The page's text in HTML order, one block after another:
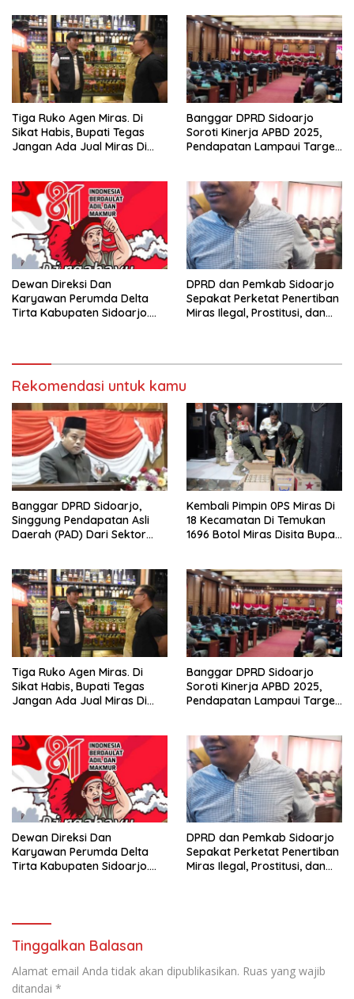
Evaluasi Secara Menyeluruh
Tiga Ruko Agen Miras. Di
Sikat Habis, Bupati Tegas
Jangan Ada Jual Miras Di
Banggar DPRD Sidoarjo
Soroti Kinerja APBD 2025,
Pendapatan Lampaui Target
Dewan Direksi Dan
Karyawan Perumda Delta
Tirta Kabupaten Sidoarjo.
Agustus Tahun 2026
DPRD dan Pemkab Sidoarjo
Sepakat Perketat Penertiban
Miras Ilegal, Prostitusi, dan
Rekomendasi untuk kamu
Banggar DPRD Sidoarjo,
Singgung Pendapatan Asli
Daerah (PAD) Dari Sektor
Evaluasi Secara Menyeluruh
Kembali Pimpin 0PS Miras Di
18 Kecamatan Di Temukan
1696 Botol Miras Disita Bupati
Tiga Ruko Agen Miras. Di
Sikat Habis, Bupati Tegas
Jangan Ada Jual Miras Di
Banggar DPRD Sidoarjo
Soroti Kinerja APBD 2025,
Pendapatan Lampaui Target
Dewan Direksi Dan
Karyawan Perumda Delta
Tirta Kabupaten Sidoarjo.
Agustus Tahun 2026
DPRD dan Pemkab Sidoarjo
Sepakat Perketat Penertiban
Miras Ilegal, Prostitusi, dan
Tinggalkan Balasan
Alamat email Anda tidak akan dipublikasikan. Ruas yang wajib
ditandai *